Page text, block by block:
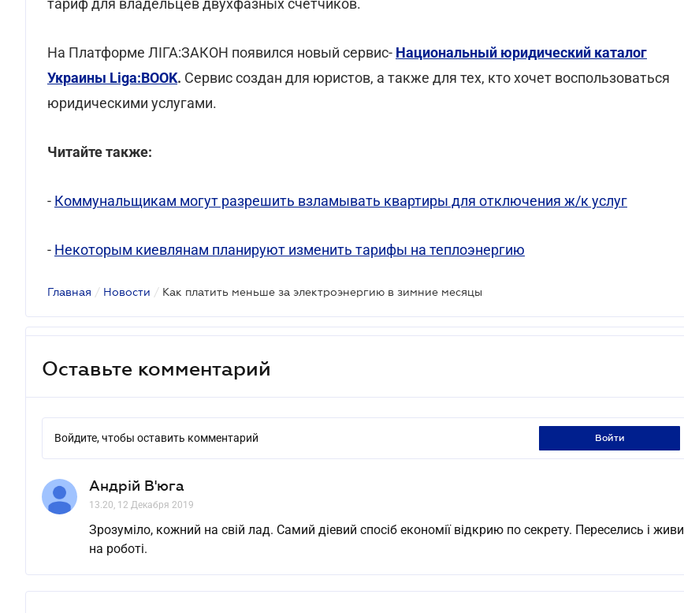
тариф для владельцев двухфазных счетчиков.
На Платформе ЛІГА:ЗАКОН появился новый сервис- Национальный юридический каталог
Украины Liga:BOOK. Сервис создан для юристов, а также для тех, кто хочет воспользоваться
юридическими услугами.
Читайте также:
- Коммунальщикам могут разрешить взламывать квартиры для отключения ж/к услуг
- Некоторым киевлянам планируют изменить тарифы на теплоэнергию
Главная / Новости / Как платить меньше за электроэнергию в зимние месяцы
Оставьте комментарий
Войдите, чтобы оставить комментарий войти
Андрій В'юга
13.20, 12 Декабря 2019
Зрозуміло, кожний на свій лад. Самий діевий спосіб економії відкрию по секрету. Переселись і живи
на роботі.